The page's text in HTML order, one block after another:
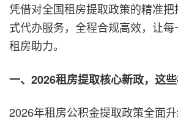
凭借对全国租房提取政策的精准
式代办服务，全程合规高效，让
租房助力。
一、2026租房提取核心新政，这
2026年租房公积金提取政策全面